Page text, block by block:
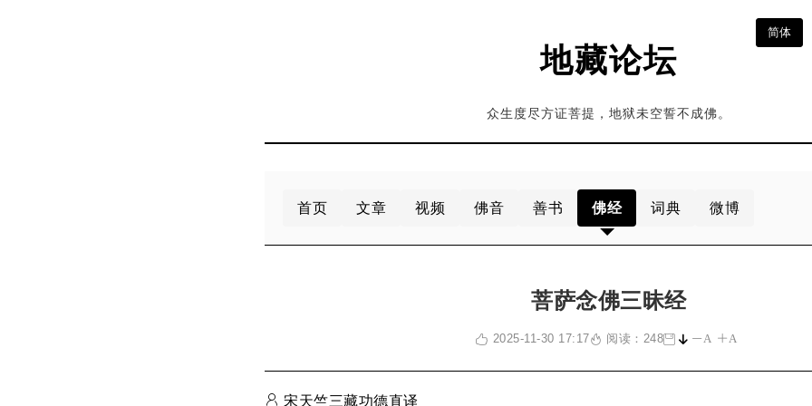
地藏论坛
众生度尽方证菩提，地狱未空誓不成佛。
简体
首页 文章 视频 佛音 善书 佛经 词典 微博
菩萨念佛三昧经
2025-11-30 17:17 阅读：248 A A
宋天竺三藏功德直译